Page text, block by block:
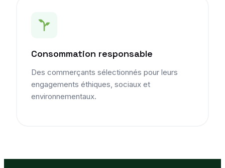
Consommation responsable
Des commerçants sélectionnés pour leurs
engagements éthiques, sociaux et
environnementaux.